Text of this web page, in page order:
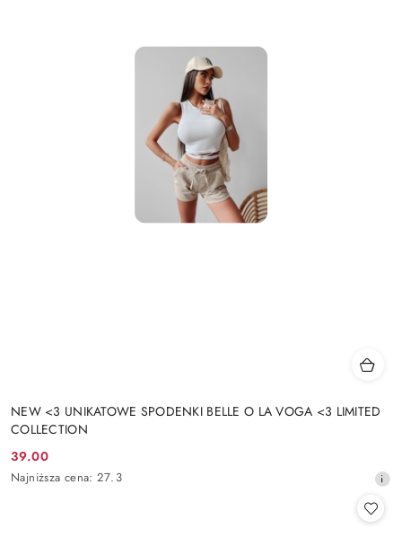
NEW <3 UNIKATOWE SPODENKI BELLE O LA VOGA <3 LIMITED
COLLECTION
Cena
promocyjna:
39.00
Najniższa
Najniższa cena: 27.3